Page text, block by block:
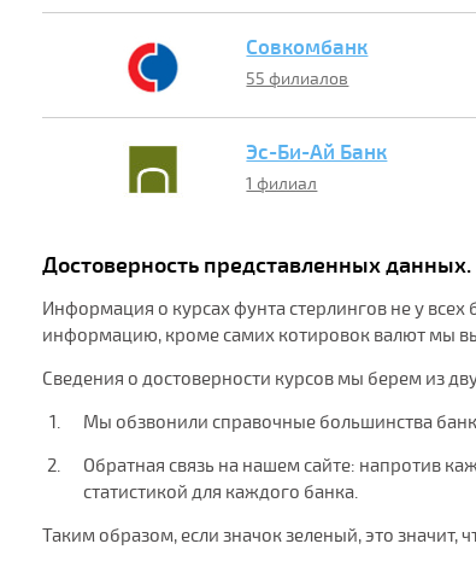
Совкомбанк
55 филиалов
Эс-Би-Ай Банк
1 филиал
Достоверность представленных данных.
Информация о курсах фунта стерлингов не у
информацию, кроме самих котировок валют мы
Сведения о достоверности курсов мы берем из
Мы обзвонили справочные большинства
Обратная связь на нашем сайте: напротив
статистикой для каждого банка.
Таким образом, если значок зеленый, это значит,